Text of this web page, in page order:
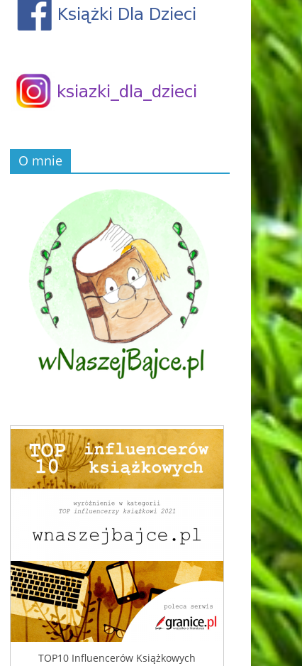
O mnie
TOP10 Influencerów Książkowych